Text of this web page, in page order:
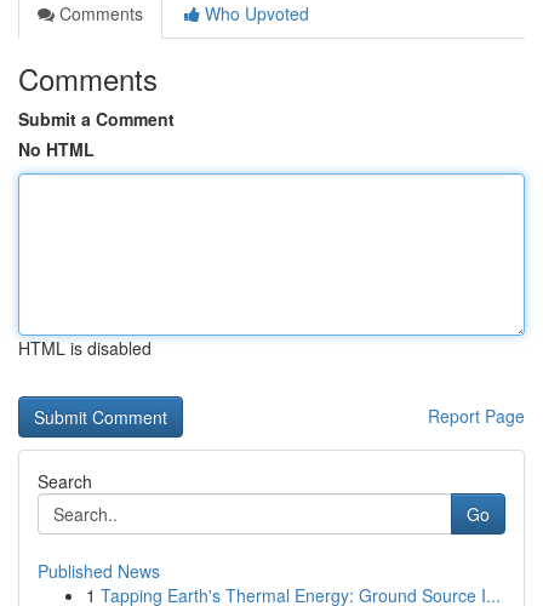
Comments
Who Upvoted
Comments
Submit a Comment
No HTML
HTML is disabled
Report Page
Search
Go
Published News
1 Tapping Earth's Thermal Energy: Ground Source I...